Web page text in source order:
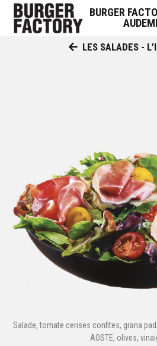
BURGER
LES SALADES -
Salade, tomate cerises confites, grana
AOSTE, olives,